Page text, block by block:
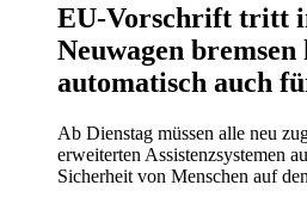
EU-Vorschrift tritt
Neuwagen
automatisch auch
Ab Dienstag müssen alle neu
erweiterten Assistenzsystemen
Sicherheit von Menschen auf